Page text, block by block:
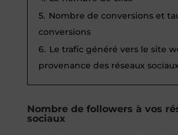
5. Nombre de conversions et
conversions
6. Le trafic généré vers le site
provenance des réseaux sociaux
Nombre de followers à vos
sociaux